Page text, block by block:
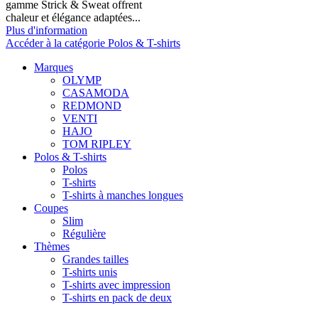
gamme Strick & Sweat offrent
chaleur et élégance adaptées...
Plus d'information
Accéder à la catégorie Polos & T-shirts
Marques
OLYMP
CASAMODA
REDMOND
VENTI
HAJO
TOM RIPLEY
Polos & T-shirts
Polos
T-shirts
T-shirts à manches longues
Coupes
Slim
Régulière
Thèmes
Grandes tailles
T-shirts unis
T-shirts avec impression
T-shirts en pack de deux